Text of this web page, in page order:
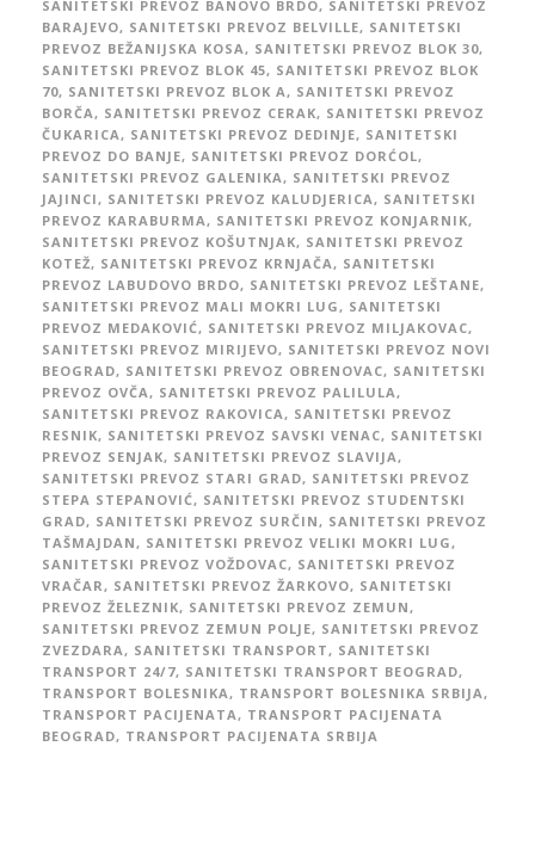
SANITETSKI PREVOZ BANOVO BRDO, SANITETSKI PREVOZ
BARAJEVO, SANITETSKI PREVOZ BELVILLE, SANITETSKI
PREVOZ BEŽANIJSKA KOSA , SANITETSKI PREVOZ BLOK 30,
SANITETSKI PREVOZ BLOK 45, SANITETSKI PREVOZ BLOK
70, SANITETSKI PREVOZ BLOK A , SANITETSKI PREVOZ
BORČA , SANITETSKI PREVOZ CERAK, SANITETSKI PREVOZ
ČUKARICA , SANITETSKI PREVOZ DEDINJE, SANITETSKI
PREVOZ DO BANJE, SANITETSKI PREVOZ DORĆOL,
SANITETSKI PREVOZ GALENIKA , SANITETSKI PREVOZ
JAJINCI , SANITETSKI PREVOZ KALUDJERICA , SANITETSKI
PREVOZ KARABURMA , SANITETSKI PREVOZ KONJARNIK,
SANITETSKI PREVOZ KOŠUTNJAK, SANITETSKI PREVOZ
KOTEŽ, SANITETSKI PREVOZ KRNJAČA , SANITETSKI
PREVOZ LABUDOVO BRDO, SANITETSKI PREVOZ LEŠTANE,
SANITETSKI PREVOZ MALI MOKRI LUG , SANITETSKI
PREVOZ MEDAKOVIĆ, SANITETSKI PREVOZ MILJAKOVAC,
SANITETSKI PREVOZ MIRIJEVO, SANITETSKI PREVOZ NOVI
BEOGRAD, SANITETSKI PREVOZ OBRENOVAC, SANITETSKI
PREVOZ OVČA , SANITETSKI PREVOZ PALILULA ,
SANITETSKI PREVOZ RAKOVICA , SANITETSKI PREVOZ
RESNIK, SANITETSKI PREVOZ SAVSKI VENAC, SANITETSKI
PREVOZ SENJAK, SANITETSKI PREVOZ SLAVIJA ,
SANITETSKI PREVOZ STARI GRAD, SANITETSKI PREVOZ
STEPA STEPANOVIĆ, SANITETSKI PREVOZ STUDENTSKI
GRAD, SANITETSKI PREVOZ SURČIN , SANITETSKI PREVOZ
TAŠMAJDAN , SANITETSKI PREVOZ VELIKI MOKRI LUG ,
SANITETSKI PREVOZ VOŽDOVAC, SANITETSKI PREVOZ
VRAČAR , SANITETSKI PREVOZ ŽARKOVO, SANITETSKI
PREVOZ ŽELEZNIK, SANITETSKI PREVOZ ZEMUN ,
SANITETSKI PREVOZ ZEMUN POLJE, SANITETSKI PREVOZ
ZVEZDARA , SANITETSKI TRANSPORT , SANITETSKI
TRANSPORT 24/7, SANITETSKI TRANSPORT BEOGRAD,
TRANSPORT BOLESNIKA , TRANSPORT BOLESNIKA SRBIJA ,
TRANSPORT PACIJENATA , TRANSPORT PACIJENATA
BEOGRAD, TRANSPORT PACIJENATA SRBIJA